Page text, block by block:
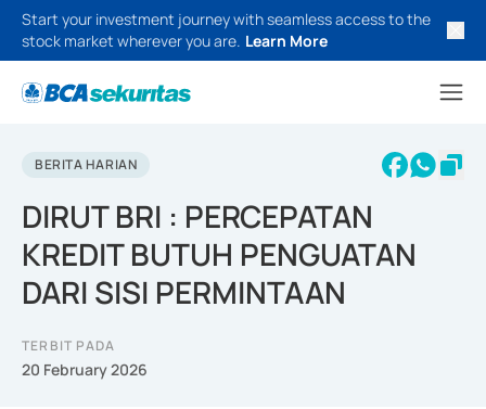
Start your investment journey with seamless access to the
stock market wherever you are. Learn More
BERITA HARIAN
DIRUT BRI : PERCEPATAN
KREDIT BUTUH PENGUATAN
DARI SISI PERMINTAAN
TERBIT PADA
20 February 2026